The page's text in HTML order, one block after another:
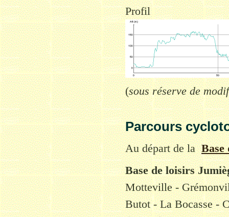
Profil
(sous réserve de
Parcours
Au départde la Base
Base de loisirs
Motteville -
Butot - La Bocasse -